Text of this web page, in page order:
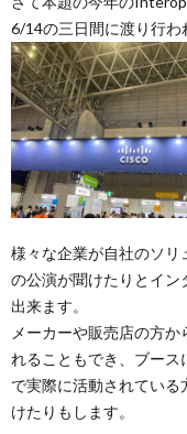
6/14の三日間に渡り行わ
様々な企業が自社のソ
の公演が聞けたりとイ
出来ます。
メーカーや販売店の方
れることもでき、ブー
で実際に活動されてい
けたりもします。